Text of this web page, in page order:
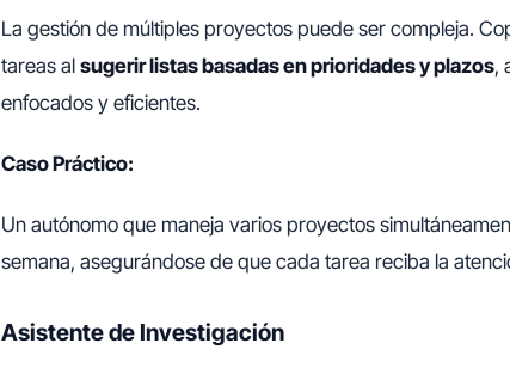
La gestión de múltiples proyectos puede ser compleja.
tareas al sugerir listas basadas en prioridades y plazos,
enfocados y eficientes.
Caso Práctico:
Un autónomo que maneja varios proyectos
semana, asegurándose de que cada tarea reciba la
Asistente de Investigación